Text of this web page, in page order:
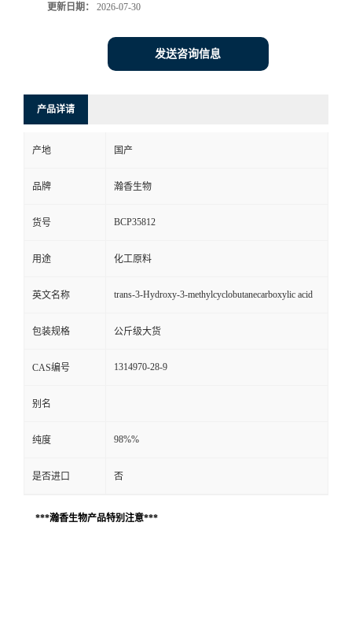
更新日期： 2026-07-30
发送咨询信息
产品详请
产地 国产
品牌 瀚香生物
货号 BCP35812
用途 化工原料
英文名称 trans-3-Hydroxy-3-methylcyclobutanecarboxylic acid
包装规格 公斤级大货
CAS编号 1314970-28-9
别名
纯度 98%%
是否进口 否
***瀚香生物产品特别注意***